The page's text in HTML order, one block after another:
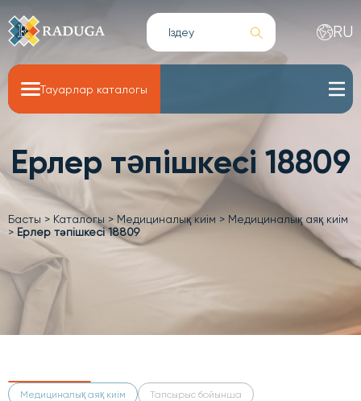
RU
Тауарлар каталогы
Ерлер тәпішкесі 18809
Басты > Каталогы > Медициналық киім > Медициналық аяқ киім
> Ерлер тәпішкесі 18809
Медициналық аяқ киім Тапсырыс бойынша